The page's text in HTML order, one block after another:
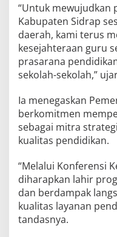
“Untuk mewujudkan
Kabupaten Sidrap
daerah, kami terus
kesejahteraan guru
prasarana
sekolah-sekolah,”
Ia menegaskan
berkomitmen
sebagai mitra
kualitas pendidikan.
“Melalui Konferensi
diharapkan lahir
dan berdampak
kualitas layanan
tandasnya.